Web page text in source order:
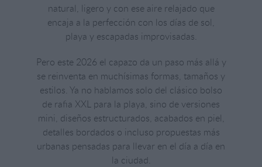
natural, ligero y con ese aire relajado que
encaja a la perfección con los días de sol,
playa y escapadas improvisadas.
Pero este 2026 el capazo da un paso más allá y
se reinventa en muchísimas formas, tamaños y
estilos. Ya no hablamos solo del clásico bolso
de rafia XXL para la playa, sino de versiones
mini, diseños estructurados, acabados en piel,
detalles bordados o incluso propuestas más
urbanas pensadas para llevar en el día a día en
la ciudad.